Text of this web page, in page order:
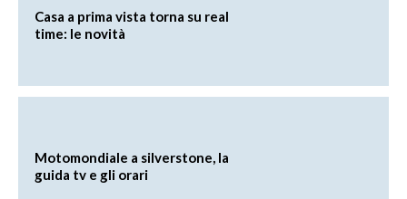
Casa a prima vista torna su real
time: le novità
Motomondiale a silverstone, la
guida tv e gli orari